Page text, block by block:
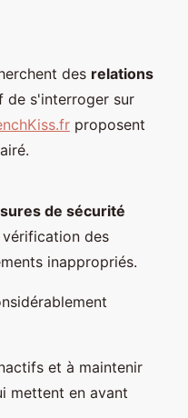
des relations
de s'interroger sur
proposent
de sécurité
des
inappropriés.
et à maintenir
mettent en avant